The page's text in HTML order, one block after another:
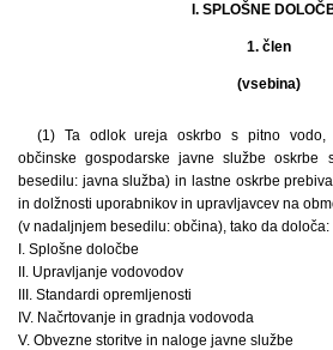
I. SPLOŠNE
1. člen
(vsebina)
(1) Ta odlok ureja oskrbo s pitno vodo,
občinske gospodarske javne službe
besedilu: javna služba) in lastne oskrbe
in dolžnosti uporabnikov in upravljavcev na
(v nadaljnjem besedilu: občina), tako da določa:
I. Splošne določbe
II. Upravljanje vodovodov
III. Standardi opremljenosti
IV. Načrtovanje in gradnja vodovoda
V. Obvezne storitve in naloge javne službe